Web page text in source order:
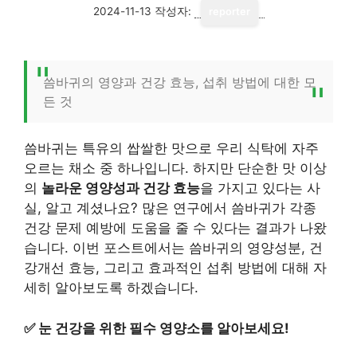
2024-11-13 작성자:
씀바귀의 영양과 건강 효능, 섭취 방법에 대한 모
든 것
씀바귀는 특유의 쌉쌀한 맛으로 우리 식탁에 자주
오르는 채소 중 하나입니다. 하지만 단순한 맛 이상
의 놀라운 영양성과 건강 효능을 가지고 있다는 사
실, 알고 계셨나요? 많은 연구에서 씀바귀가 각종
건강 문제 예방에 도움을 줄 수 있다는 결과가 나왔
습니다. 이번 포스트에서는 씀바귀의 영양성분, 건
강개선 효능, 그리고 효과적인 섭취 방법에 대해 자
세히 알아보도록 하겠습니다.
✅ 눈 건강을 위한 필수 영양소를 알아보세요!